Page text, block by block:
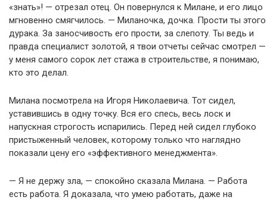
«знать»! — отрезал отец. Он повернулся к Милане, и его лицо
мгновенно смягчилось. — Миланочка, дочка. Прости ты этого
дурака. За заносчивость его прости, за слепоту. Ты ведь и
правда специалист золотой, я твои отчеты сейчас смотрел —
у меня самого сорок лет стажа в строительстве, я понимаю,
кто это делал.
Милана посмотрела на Игоря Николаевича. Тот сидел,
уставившись в одну точку. Вся его спесь, весь лоск и
напускная строгость испарились. Перед ней сидел глубоко
пристыженный человек, которому только что наглядно
показали цену его «эффективного менеджмента».
— Я не держу зла, — спокойно сказала Милана. — Работа
есть работа. Я доказала, что умею работать, даже на